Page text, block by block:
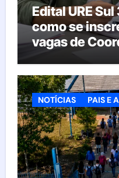
Edital URE
como se
vagas de
Diretor
NOTÍCIAS PAIS E